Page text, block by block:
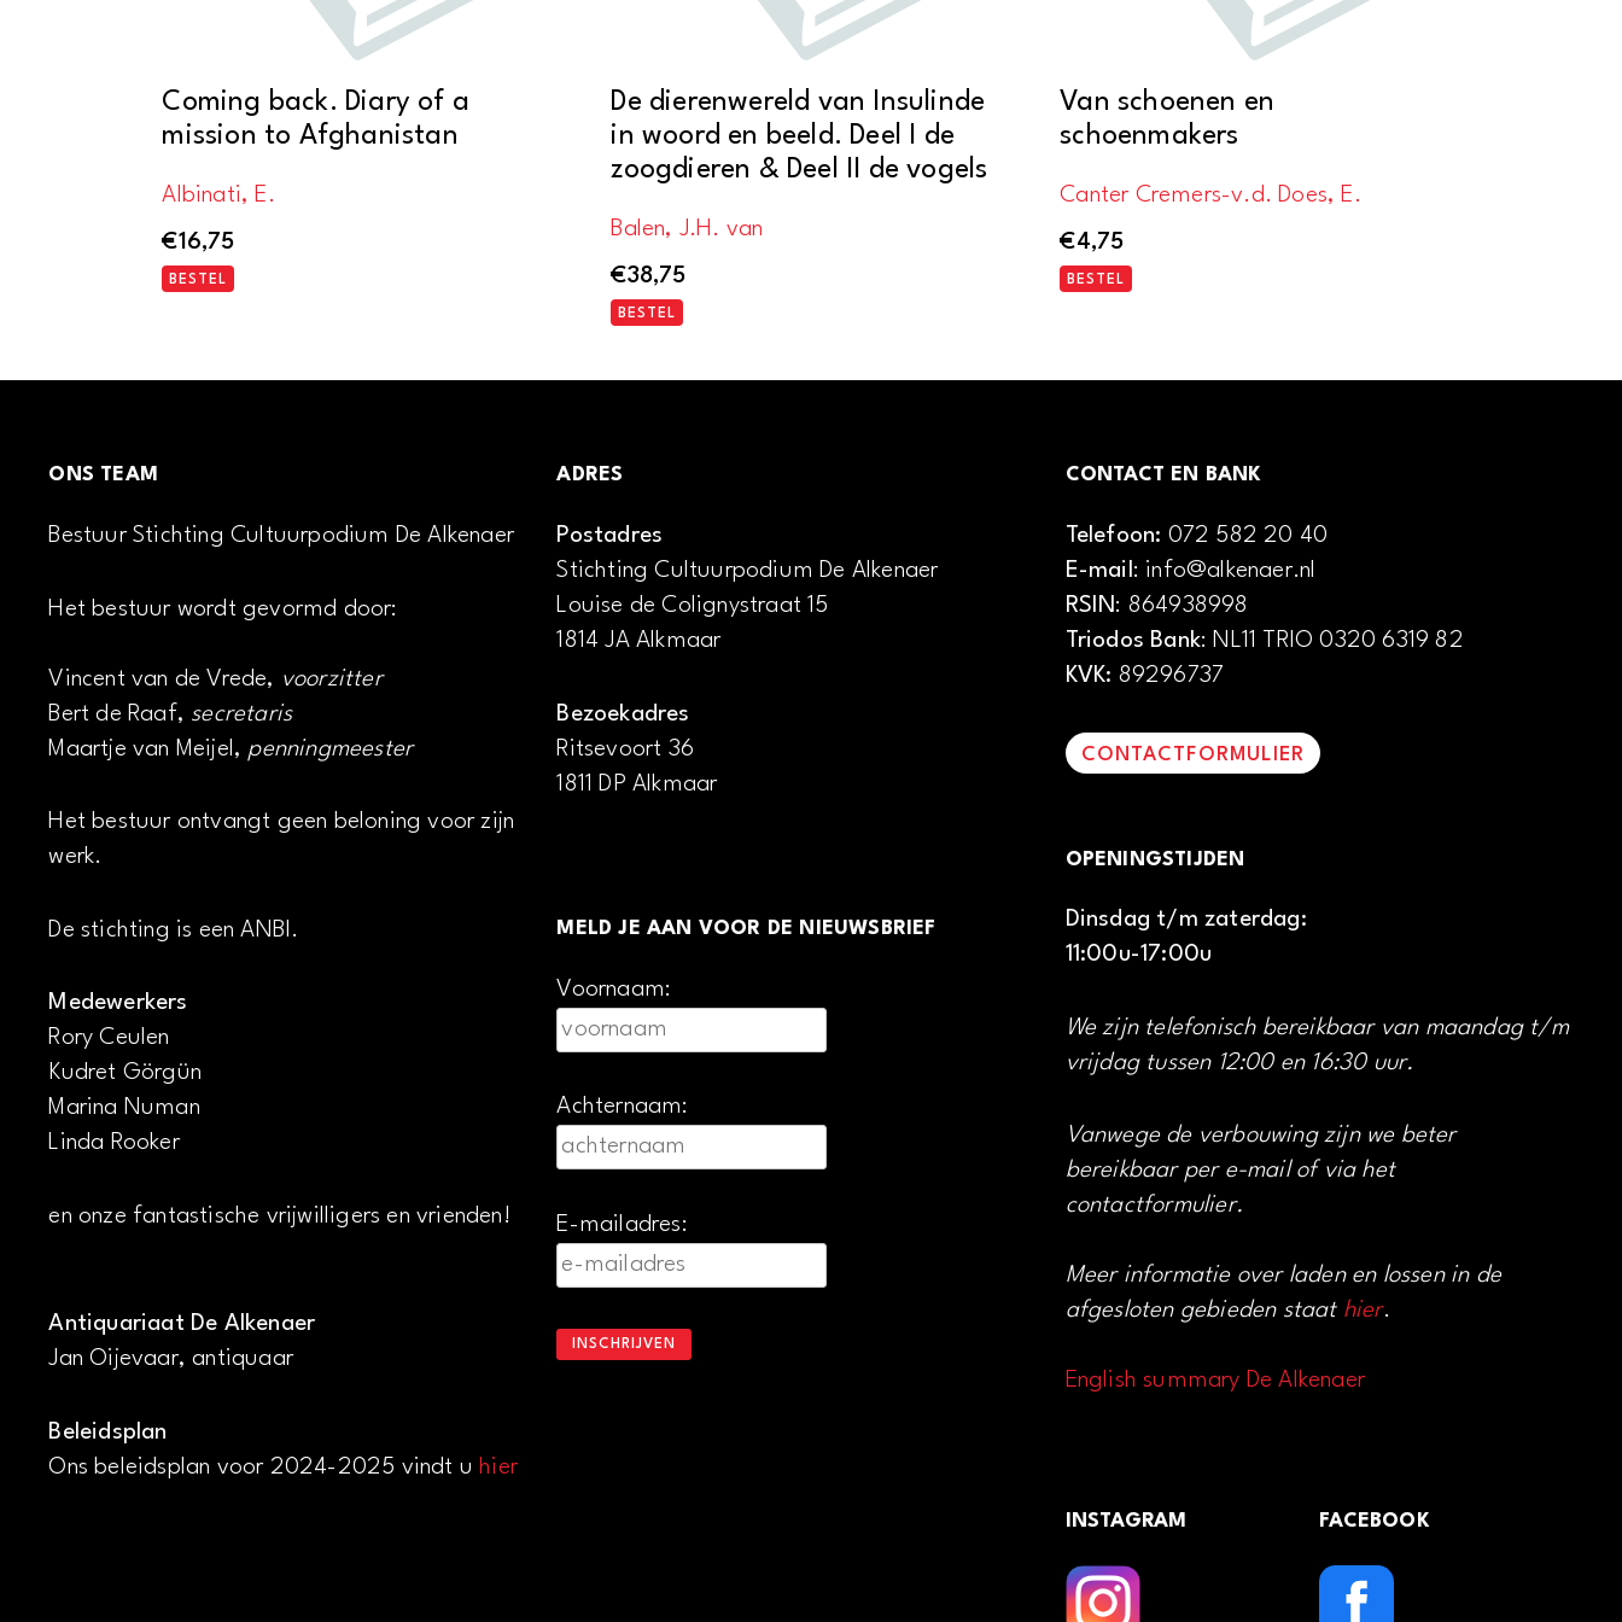
Coming back. Diary of a
mission to Afghanistan
Albinati, E.
€16,75
BESTEL
De dierenwereld van Insulinde
in woord en beeld. Deel I de
zoogdieren & Deel II de vogels
Balen, J.H. van
€38,75
BESTEL
Van schoenen en
schoenmakers
Canter Cremers-v.d. Does, E.
€4,75
BESTEL
ONS TEAM
Bestuur Stichting Cultuurpodium De Alkenaer
Het bestuur wordt gevormd door:
Vincent van de Vrede, voorzitter
Bert de Raaf, secretaris
Maartje van Meijel, penningmeester
Het bestuur ontvangt geen beloning voor zijn
werk.
De stichting is een ANBI.
Medewerkers
Rory Ceulen
Kudret Görgün
Marina Numan
Linda Rooker
en onze fantastische vrijwilligers en vrienden!
Antiquariaat De Alkenaer
Jan Oijevaar, antiquaar
Beleidsplan
Ons beleidsplan voor 2024-2025 vindt u hier
ADRES
Postadres
Stichting Cultuurpodium De Alkenaer
Louise de Colignystraat 15
1814 JA Alkmaar
Bezoekadres
Ritsevoort 36
1811 DP Alkmaar
MELD JE AAN VOOR DE NIEUWSBRIEF
Voornaam:
Achternaam:
E-mailadres:
CONTACT EN BANK
Telefoon: 072 582 20 40
E-mail: info@alkenaer.nl
RSIN: 864938998
Triodos Bank: NL11 TRIO 0320 6319 82
KVK: 89296737
CONTACTFORMULIER
OPENINGSTIJDEN
Dinsdag t/m zaterdag:
11:00u-17:00u
We zijn telefonisch bereikbaar van maandag t/m
vrijdag tussen 12:00 en 16:30 uur.
Vanwege de verbouwing zijn we beter
bereikbaar per e-mail of via het
contactformulier.
Meer informatie over laden en lossen in de
afgesloten gebieden staat hier.
English summary De Alkenaer
INSTAGRAM FACEBOOK